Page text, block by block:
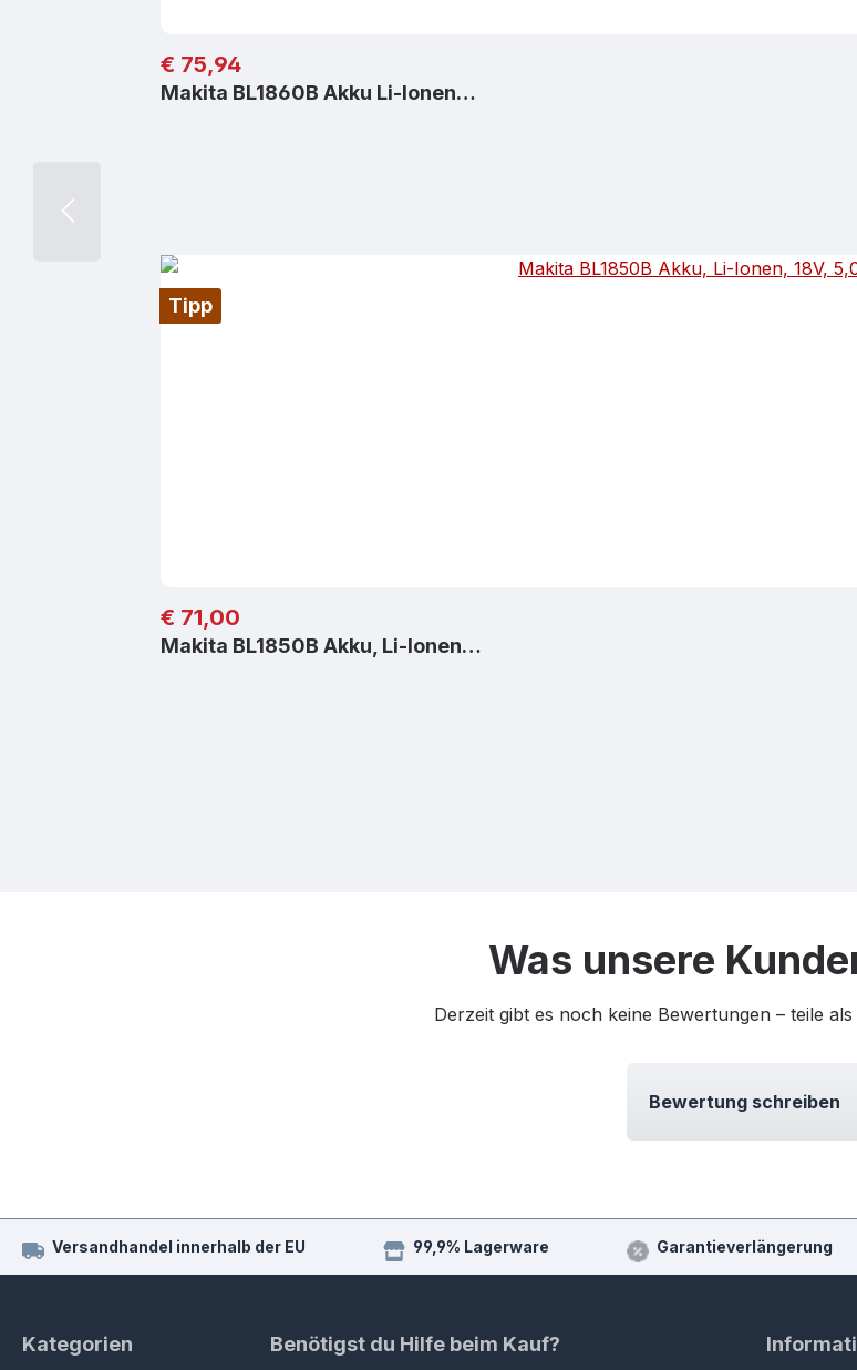
Regulärer Preis:
€ 75,94
Makita BL1860B Akku Li-Ionen…
Tipp
Regulärer Preis:
€ 71,00
Makita BL1850B Akku, Li-Ionen…
Was unsere
Derzeit gibt es noch keine Bewertungen – teile
Bewertung schreiben
Versandhandel innerhalb der EU 99,9% Lagerware Garantieverlängerung
Kategorien Benötigst du Hilfe beim Kauf?